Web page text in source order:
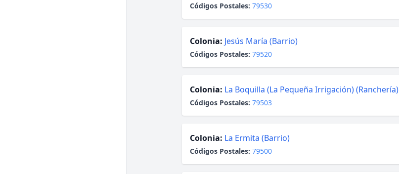
Códigos Postales: 79530
Colonia: Jesús María (Barrio)
Códigos Postales: 79520
Colonia: La Boquilla (La Pequeña Irrigación) (Ranchería)
Códigos Postales: 79503
Colonia: La Ermita (Barrio)
Códigos Postales: 79500